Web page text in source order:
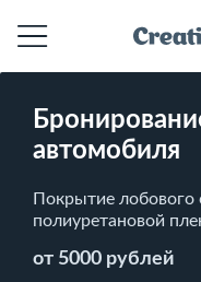
автомобиля
Покрытие
полиуретановой
от 5000 рублей